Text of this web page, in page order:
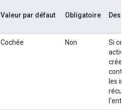
Valeur par défaut Obligatoire
Cochée Non
Si
crée
les